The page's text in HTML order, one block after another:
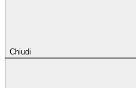
Chiudi